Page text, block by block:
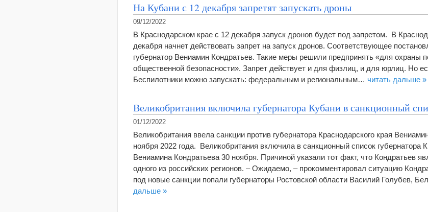
На Кубани с 12 декабря запретят запускать дроны
09/12/2022
В Краснодарском крае с 12 декабря запуск дронов будет под запретом. В
декабря начнет действовать запрет на запуск дронов. Соответствующее
губернатор Вениамин Кондратьев. Такие меры решили предпринять «для охраны
общественной безопасности». Запрет действует и для физлиц, и для юрлиц. Но
Беспилотники можно запускать: федеральным и региональным… читать дальше »
Великобритания включила губернатора Кубани в санкционный
01/12/2022
Великобритания ввела санкции против губернатора Краснодарского края
ноября 2022 года. Великобритания включила в санкционный список губернатора
Вениамина Кондратьева 30 ноября. Причиной указали тот факт, что Кондратьев
одного из российских регионов. – Ожидаемо, – прокомментировал ситуацию
под новые санкции попали губернаторы Ростовской области Василий Голубев,
дальше »